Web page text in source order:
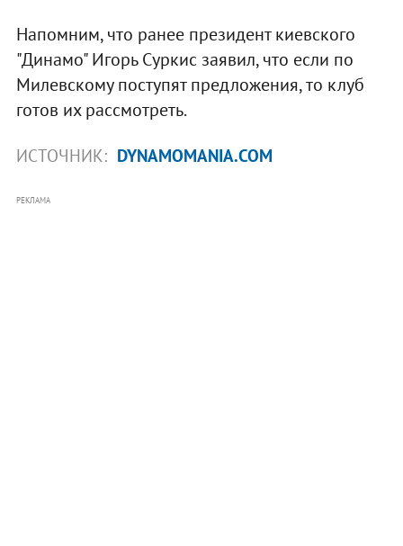
Напомним, что ранее президент киевского
"Динамо" Игорь Суркис заявил, что если по
Милевскому поступят предложения, то клуб
готов их рассмотреть.
ИСТОЧНИК: DYNAMOMANIA.COM
РЕКЛАМА